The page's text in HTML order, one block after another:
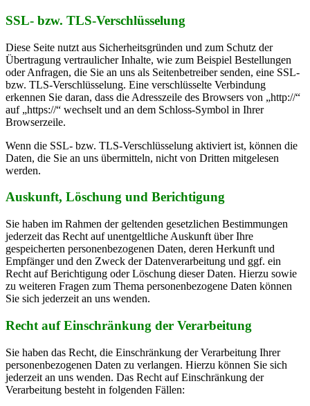
SSL- bzw. TLS-Verschlüsselung
Diese Seite nutzt aus Sicherheitsgründen und zum Schutz der
Übertragung vertraulicher Inhalte, wie zum Beispiel Bestellungen
oder Anfragen, die Sie an uns als Seitenbetreiber senden, eine SSL-
bzw. TLS-Verschlüsselung. Eine verschlüsselte Verbindung
erkennen Sie daran, dass die Adresszeile des Browsers von „http://“
auf „https://“ wechselt und an dem Schloss-Symbol in Ihrer
Browserzeile.
Wenn die SSL- bzw. TLS-Verschlüsselung aktiviert ist, können die
Daten, die Sie an uns übermitteln, nicht von Dritten mitgelesen
werden.
Auskunft, Löschung und Berichtigung
Sie haben im Rahmen der geltenden gesetzlichen Bestimmungen
jederzeit das Recht auf unentgeltliche Auskunft über Ihre
gespeicherten personenbezogenen Daten, deren Herkunft und
Empfänger und den Zweck der Datenverarbeitung und ggf. ein
Recht auf Berichtigung oder Löschung dieser Daten. Hierzu sowie
zu weiteren Fragen zum Thema personenbezogene Daten können
Sie sich jederzeit an uns wenden.
Recht auf Einschränkung der Verarbeitung
Sie haben das Recht, die Einschränkung der Verarbeitung Ihrer
personenbezogenen Daten zu verlangen. Hierzu können Sie sich
jederzeit an uns wenden. Das Recht auf Einschränkung der
Verarbeitung besteht in folgenden Fällen: